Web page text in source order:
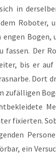
in
Robo­ter,
engen
fas­sen. Der
bis er
Dort
zufäl­li­gen
fixier­ten.
ein